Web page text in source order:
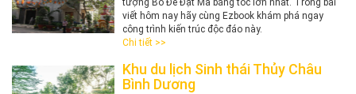
tượng Bồ Đề Đạt Ma bằng tóc lớn nhất. Trong bài
viết hôm nay hãy cùng Ezbook khám phá ngay
công trình kiến trúc độc đáo này.
Chi tiết >>
Khu du lịch Sinh thái Thủy Châu
Bình Dương